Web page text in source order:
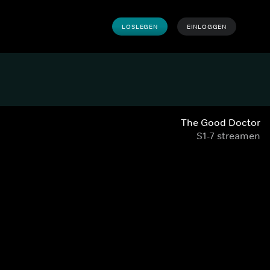
LOSLEGEN EINLOGGEN
The Good Doctor
S1-7 streamen